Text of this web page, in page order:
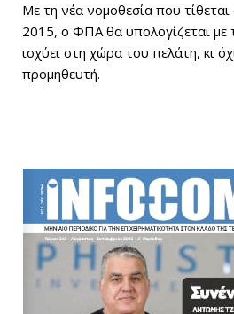
Με τη νέα νομοθεσία που
2015, ο ΦΠΑ θα υπολογίζεται με
ισχύει στη χώρα του πελάτη, κι
προμηθευτή.